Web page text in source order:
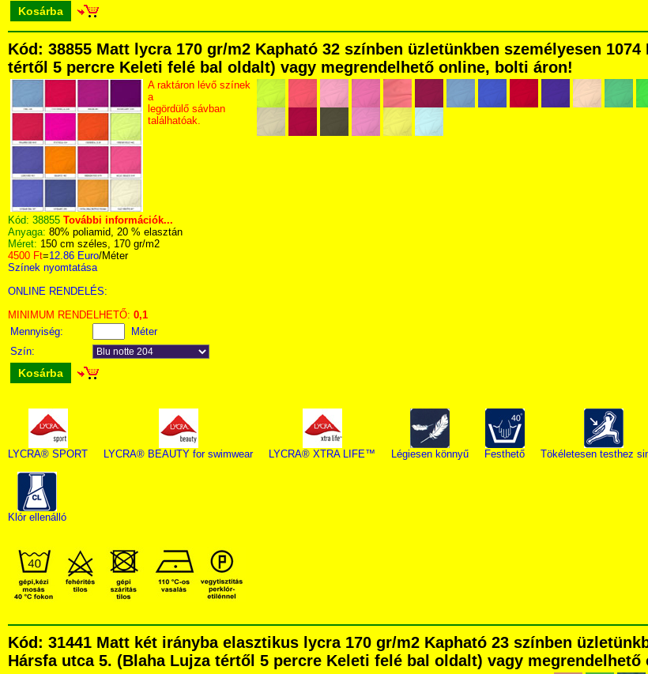
Kosárba
Kód: 38855 Matt lycra 170 gr/m2 Kapható 32 színben üzletünkben személyesen
tértől 5 percre Keleti felé bal oldalt) vagy megrendelhető online, bolti áron!
A raktáron lévő színek
a
legördülő sávban
találhatóak.
Kód: 38855 További információk...
Anyaga: 80% poliamid, 20 % elasztán
Méret: 150 cm széles, 170 gr/m2
4500 Ft=12.86 Euro/Méter
Színek nyomtatása
ONLINE RENDELÉS:
MINIMUM RENDELHETŐ: 0,1
Mennyiség:
Méter
Szín:
Kosárba
LYCRA® SPORT LYCRA® BEAUTY for swimwear LYCRA® XTRA LIFE™ Légiesen könnyű Festhető Tökéletesen testhez
Klór ellenálló
Kód: 31441 Matt két irányba elasztikus lycra 170 gr/m2 Kapható 23 színben
Hársfa utca 5. (Blaha Lujza tértől 5 percre Keleti felé bal oldalt) vagy